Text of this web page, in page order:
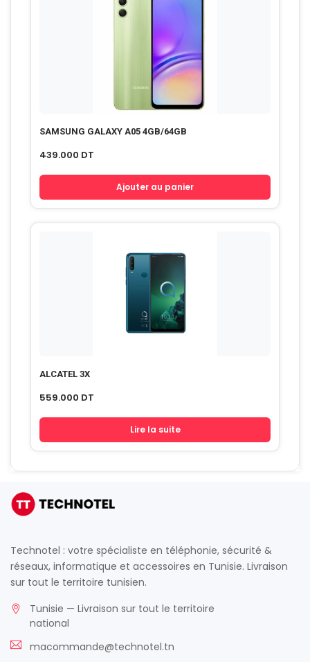
SAMSUNG GALAXY A05 4GB/64GB
439.000 DT
Ajouter au panier
ALCATEL 3X
559.000 DT
Lire la suite
Technotel : votre spécialiste en téléphonie, sécurité &
réseaux, informatique et accessoires en Tunisie. Livraison
sur tout le territoire tunisien.
Tunisie — Livraison sur tout le territoire
national
macommande@technotel.tn